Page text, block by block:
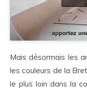
Mais désormais les
les couleurs de la
le plus loin dans la